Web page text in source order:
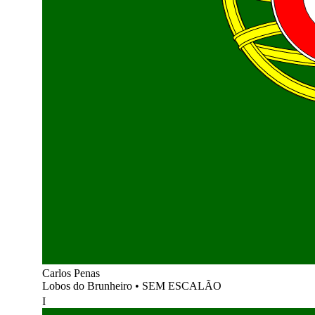
Carlos Penas
Lobos do Brunheiro • SEM ESCALÃO
I